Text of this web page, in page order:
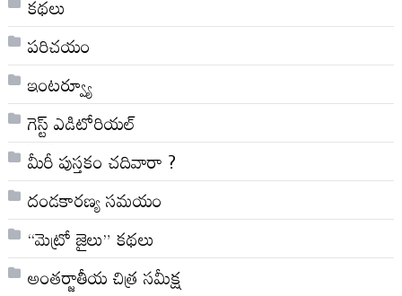
పరిచయం
ఇంటర్వ్యూ
గెస్ట్ ఎడిటోరియల్
మీరీ పుస్తకం చదివారా ?
దండకారణ్య సమయం
“మెట్రో జైలు” కథలు
అంతర్జాతీయ చిత్ర సమీక్ష